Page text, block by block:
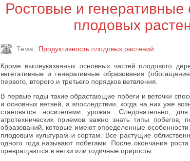
Ростовые и генеративные
плодовых
Тема: Продуктивность плодовых растений
Кроме вышеуказанных основных частей плодового
вегетативные и генеративные образования
первого, второго и третьего порядков ветвления.
В первые годы такие обрастающие побеги и веточки
и основных ветвей, а впоследствии, когда на них уже
становятся носителями урожая. Следовательно,
агротехнических приемов важно знать типы побегов,
образований, которые имеют определенные
плодовым культурам и сортам. Все растущие
одного года называют побегами. После окончания
превращаются в ветки или годичные приросты.